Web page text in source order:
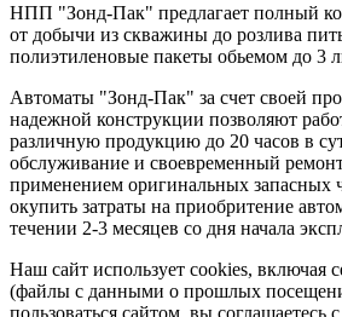
НПП "Зонд-Пак" предлагает полный
от добычи из скважины до розлива
полиэтиленовые пакеты обьемом до 3
Автоматы "Зонд-Пак" за счет своей
надежной конструкции позволяют
различную продукцию до 20 часов в
обслуживание и своевременный
применением оригинальных запасных
окупить затраты на приобритение
течении 2-3 месяцев со дня начала
Наш сайт использует cookies, включая
(файлы с данными о прошлых
пользоваться сайтом, вы соглашаетесь с